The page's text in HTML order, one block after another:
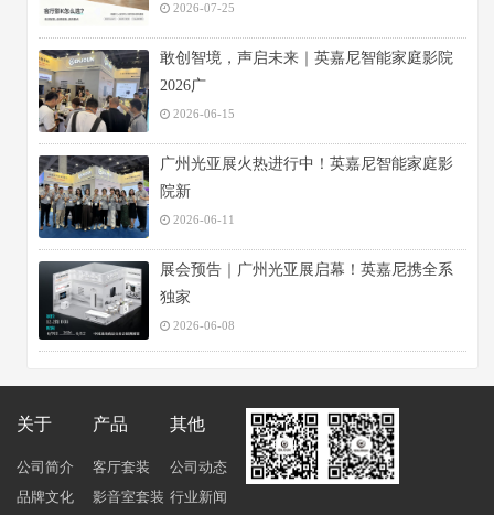
2026-07-25
敢创智境，声启未来｜英嘉尼智能家庭影院
2026广
2026-06-15
广州光亚展火热进行中！英嘉尼智能家庭影
院新
2026-06-11
展会预告｜广州光亚展启幕！英嘉尼携全系
独家
2026-06-08
关于
公司简介
品牌文化
产品
客厅套装
影音室套装
其他
公司动态
行业新闻